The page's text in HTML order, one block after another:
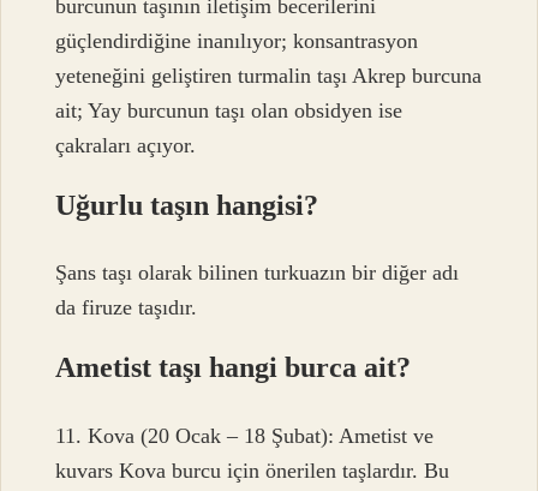
burcunun taşının iletişim becerilerini
güçlendirdiğine inanılıyor; konsantrasyon
yeteneğini geliştiren turmalin taşı Akrep burcuna
ait; Yay burcunun taşı olan obsidyen ise
çakraları açıyor.
Uğurlu taşın hangisi?
Şans taşı olarak bilinen turkuazın bir diğer adı
da firuze taşıdır.
Ametist taşı hangi burca ait?
11. Kova (20 Ocak – 18 Şubat): Ametist ve
kuvars Kova burcu için önerilen taşlardır. Bu